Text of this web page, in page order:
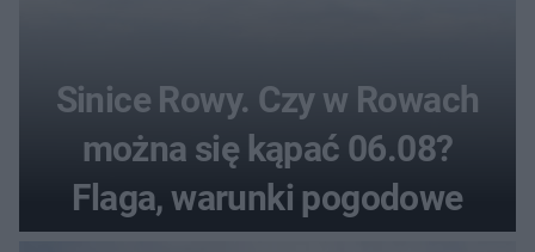
Sinice Rowy. Czy w Rowach
można się kąpać 06.08?
Flaga, warunki pogodowe